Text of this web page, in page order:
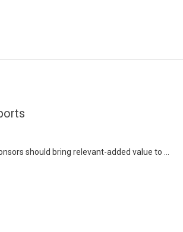
should bring relevant-added value to …